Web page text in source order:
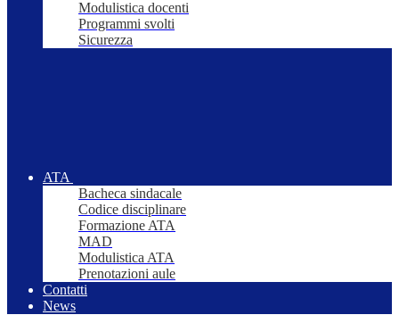
Modulistica docenti
Programmi svolti
Sicurezza
ATA
Bacheca sindacale
Codice disciplinare
Formazione ATA
MAD
Modulistica ATA
Prenotazioni aule
Contatti
News